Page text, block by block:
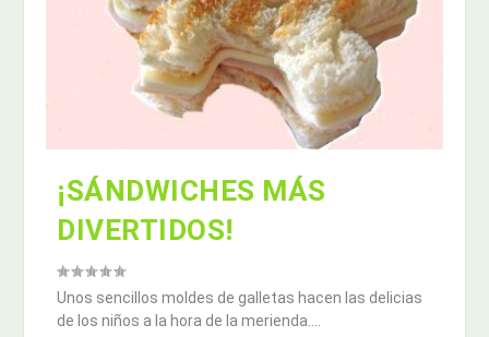
¡SÁNDWICHES MÁS
DIVERTIDOS!
Unos sencillos moldes de galletas hacen las delicias
de los niños a la hora de la merienda....